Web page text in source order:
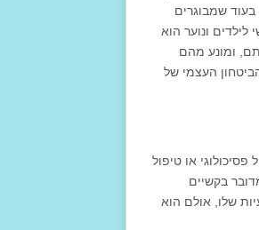
שמבוגרים
ונוער הוא
ומונע מהם
העצמי של
או טיפול
בקשיים
שלו, אולם הוא